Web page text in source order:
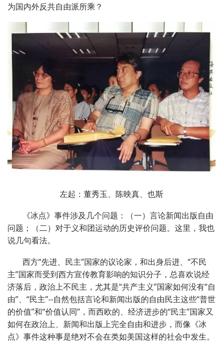
为国内外反共自由派所乘？
左起：董秀玉、陈映真、也斯
《冰点》事件涉及几个问题：（一）言论新闻出版自由
问题；（二）对于义和团运动的历史评价问题。这里，我也
说几句看法。
西方“先进、民主”国家的议论家，和出身后进、“不民
主”国家而受到西方宣传教育影响的知识分子，总喜欢说经
济落后，政治上不民主，尤其是“共产主义”国家如何没有“自
由”、“民主”--自然包括言论和新闻出版的自由民主这些“普世
的价值”和“价值认同”，而西欧的、经济进步的“民主”国家又
如何在政治上、新闻和出版上完全自由和进步，而像《冰
点》事件这种事是绝对不会在类如美国这样的社会中发生。